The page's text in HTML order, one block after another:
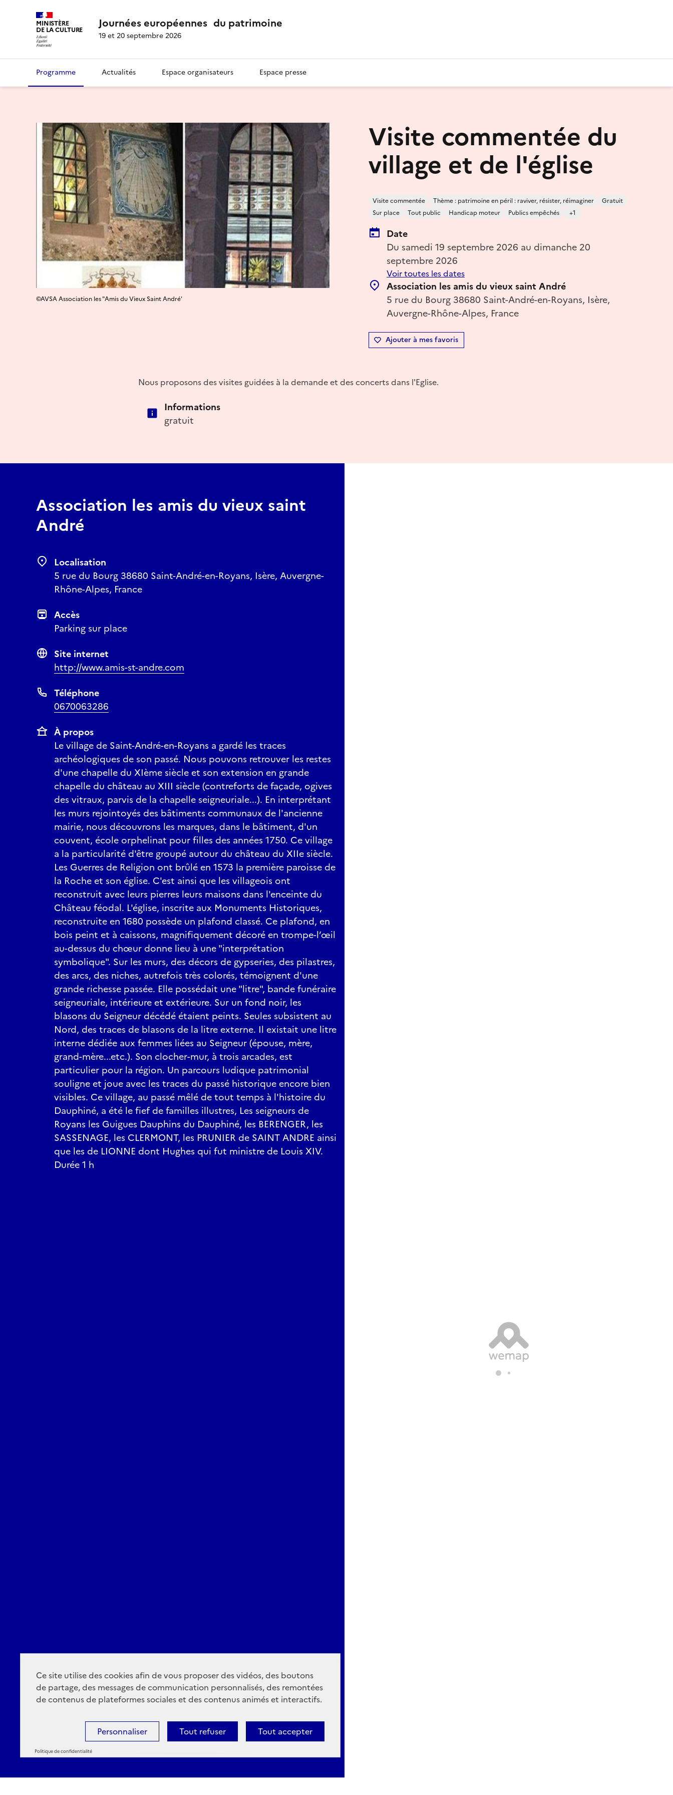
Ce site utilise des cookies afin de vous proposer des vidéos, des boutons
de partage, des messages de communication personnalisés, des remontées
de contenus de plateformes sociales et des contenus animés et interactifs.
Tout accepter
Tout refuser
Personnaliser
Politique de confidentialité
MINISTÈRE
DE LA CULTURE Journées européennes du patrimoine
19 et 20 septembre 2026
Programme Actualités Espace organisateurs Espace presse
Visite commentée du
village et de l'église
Visite commentée Thème : patrimoine en péril : raviver, résister, réimaginer
Gratuit
Sur place
Tout public Handicap moteur Publics empêchés +1
Date
Du samedi 19 septembre 2026 au dimanche 20
septembre 2026
Voir toutes les dates
Association les amis du vieux saint André
5 rue du Bourg 38680 Saint-André-en-Royans, Isère,
Auvergne-Rhône-Alpes, France
Ajouter à mes favoris
©AVSA Association les "Amis du Vieux Saint André'
Nous proposons des visites guidées à la demande et des concerts dans l'Eglise.
Informations
gratuit
Association les amis du vieux saint
André
Localisation
5 rue du Bourg 38680 Saint-André-en-Royans, Isère, Auvergne-
Rhône-Alpes, France
Accès
Parking sur place
Site internet
http://www.amis-st-andre.com
Téléphone
0670063286
À propos
Le village de Saint-André-en-Royans a gardé les traces
archéologiques de son passé. Nous pouvons retrouver les restes
d'une chapelle du XIème siècle et son extension en grande
chapelle du château au XIII siècle (contreforts de façade, ogives
des vitraux, parvis de la chapelle seigneuriale...). En interprétant
les murs rejointoyés des bâtiments communaux de l'ancienne
mairie, nous découvrons les marques, dans le bâtiment, d'un
couvent, école orphelinat pour filles des années 1750. Ce village
a la particularité d'être groupé autour du château du XIIe siècle.
Les Guerres de Religion ont brûlé en 1573 la première paroisse de
la Roche et son église. C'est ainsi que les villageois ont
reconstruit avec leurs pierres leurs maisons dans l'enceinte du
Château féodal. L'église, inscrite aux Monuments Historiques,
reconstruite en 1680 possède un plafond classé. Ce plafond, en
bois peint et à caissons, magnifiquement décoré en trompe-l’œil
au-dessus du chœur donne lieu à une "interprétation
symbolique". Sur les murs, des décors de gypseries, des pilastres,
des arcs, des niches, autrefois très colorés, témoignent d'une
grande richesse passée. Elle possédait une "litre", bande funéraire
seigneuriale, intérieure et extérieure. Sur un fond noir, les
blasons du Seigneur décédé étaient peints. Seules subsistent au
Nord, des traces de blasons de la litre externe. Il existait une litre
interne dédiée aux femmes liées au Seigneur (épouse, mère,
grand-mère...etc.). Son clocher-mur, à trois arcades, est
particulier pour la région. Un parcours ludique patrimonial
souligne et joue avec les traces du passé historique encore bien
visibles. Ce village, au passé mêlé de tout temps à l'histoire du
Dauphiné, a été le fief de familles illustres, Les seigneurs de
Royans les Guigues Dauphins du Dauphiné, les BERENGER, les
SASSENAGE, les CLERMONT, les PRUNIER de SAINT ANDRE ainsi
que les de LIONNE dont Hughes qui fut ministre de Louis XIV.
Durée 1 h